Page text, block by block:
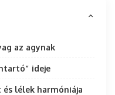
az agynak
ideje
lélek harmóniája